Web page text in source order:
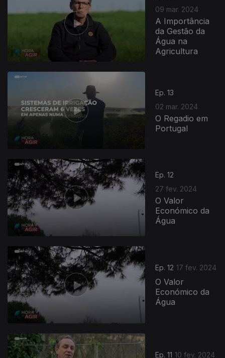
09 mar. 2024
A Importância
da Gestão da
Água na
Agricultura
Ep. 13
02 mar. 2024
O Regadio em
Portugal
Ep. 12
27 fev. 2024
O Valor
Económico da
Água
Ep. 12 17 fev. 2024
O Valor
Económico da
Água
Ep. 11 10 fev. 2024